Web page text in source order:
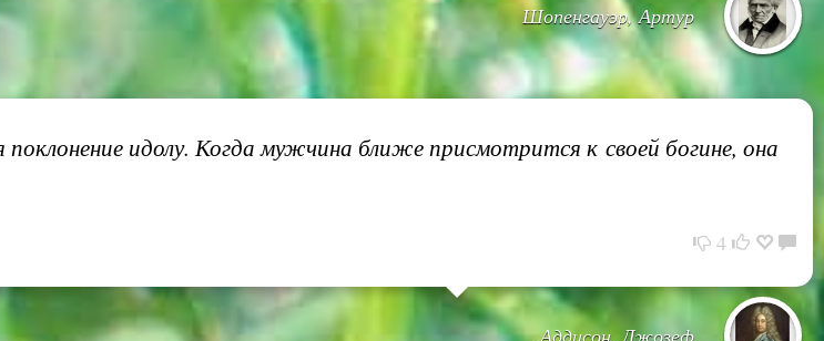
Шопенгауэр, Артур
идолу. Когда мужчина ближе присмотрится к своей богине, она
4
Аддисон, Джозеф